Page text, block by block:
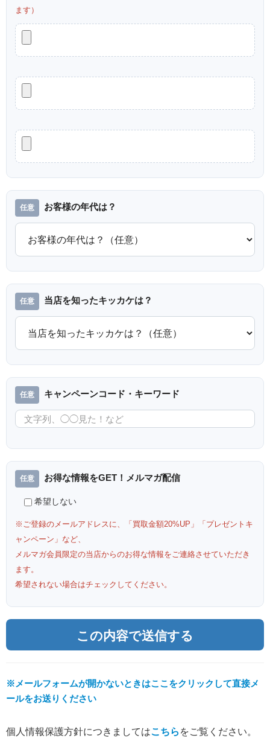
ます）
お客様の年代は？
当店を知ったキッカケは？
キャンペーンコード・キーワード
お得な情報をGET！メルマガ配信
希望しない
※ご登録のメールアドレスに、「買取金額20%UP」「プレゼントキ
ャンペーン」など、
メルマガ会員限定の当店からのお得な情報をご連絡させていただき
ます。
希望されない場合はチェックしてください。
※メールフォームが開かないときはここをクリックして直接メ
ールをお送りください
個人情報保護方針につきましてはこちら をご覧ください。